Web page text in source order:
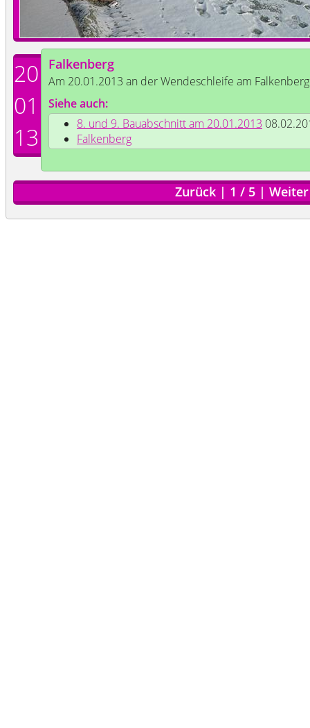
20
01
13
Falkenberg
Am 20.01.2013 an der Wendeschleife am
Siehe auch:
8. und 9. Bauabschnitt am 20.01.2013
Falkenberg
Zurück | 1 / 5 | Weiter